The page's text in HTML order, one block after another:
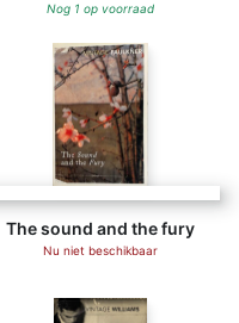
Nog 1 op voorraad
The sound and the fury
Nu niet beschikbaar